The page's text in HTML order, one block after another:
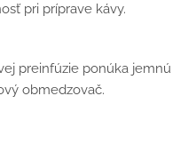
pri príprave kávy.
preinfúzie ponúka jemnú
obmedzovač.